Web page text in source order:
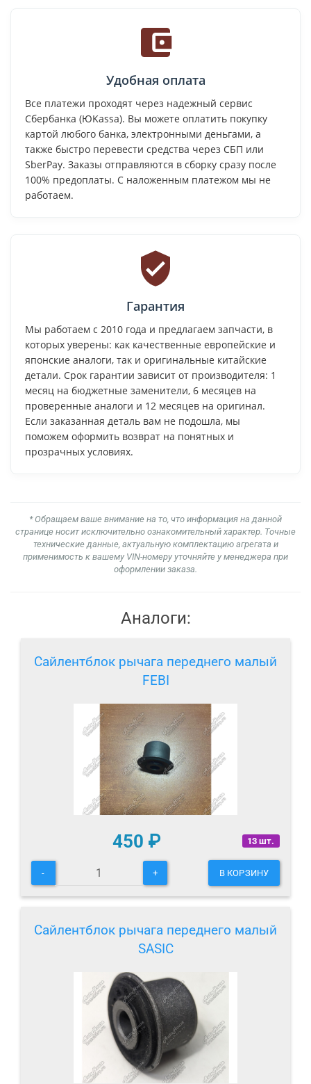
Удобная оплата
Все платежи проходят через надежный сервис
Сбербанка (ЮKassa). Вы можете оплатить покупку
картой любого банка, электронными деньгами, а
также быстро перевести средства через СБП или
SberPay. Заказы отправляются в сборку сразу после
100% предоплаты. С наложенным платежом мы не
работаем.
Гарантия
Мы работаем с 2010 года и предлагаем запчасти, в
которых уверены: как качественные европейские и
японские аналоги, так и оригинальные китайские
детали. Срок гарантии зависит от производителя: 1
месяц на бюджетные заменители, 6 месяцев на
проверенные аналоги и 12 месяцев на оригинал.
Если заказанная деталь вам не подошла, мы
поможем оформить возврат на понятных и
прозрачных условиях.
* Обращаем ваше внимание на то, что информация на данной
странице носит исключительно ознакомительный характер. Точные
технические данные, актуальную комплектацию агрегата и
применимость к вашему VIN-номеру уточняйте у менеджера при
оформлении заказа.
Аналоги:
Сайлентблок рычага переднего малый
FEBI
13 шт.
450 ₽
- + В КОРЗИНУ
Сайлентблок рычага переднего малый
SASIC